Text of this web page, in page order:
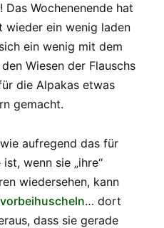
Wochenenende hat
wieder ein wenig laden
ein wenig mit dem
Wiesen der Flauschs
die Alpakas etwas
gemacht.
aufregend das für
wenn sie „ihre“
wiedersehen, kann
… dort
dass sie gerade